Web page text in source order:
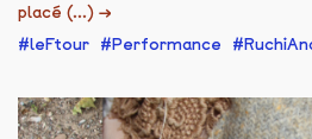
placé (...) →
leFtour
Performance